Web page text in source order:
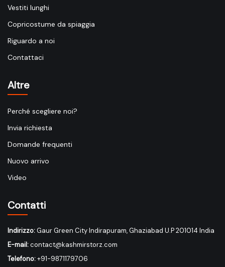
Vestiti lunghi
Copricostume da spiaggia
Riguardo a noi
Contattaci
Altre
Perché scegliere noi?
Invia richiesta
Domande frequenti
Nuovo arrivo
Video
Contatti
Indirizzo:Gaur Green City Indirapuram, Ghaziabad U.P 201014 India
E-mail:contact@kashmirstorz.com
Telefono:+91-9871179706